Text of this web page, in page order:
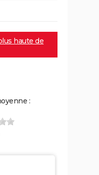
haute de
: